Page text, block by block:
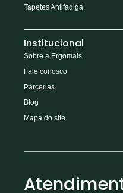
Tapetes Antifadiga
Institucional
Sobre a Ergomais
Fale conosco
Parcerias
Blog
Mapa do site